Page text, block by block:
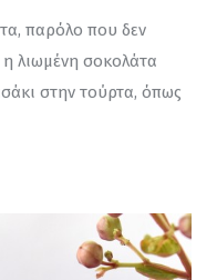
παρόλο που δεν
λιωμένη σοκολάτα
στην τούρτα, όπως